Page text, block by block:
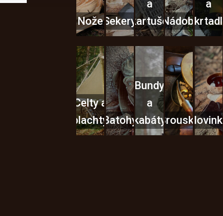
NožeSekery
a
kartušeNádobí
a
škrtadla
Celty a
plachtyBatohy
Bundy
a
kabátyBrouskyNovinky